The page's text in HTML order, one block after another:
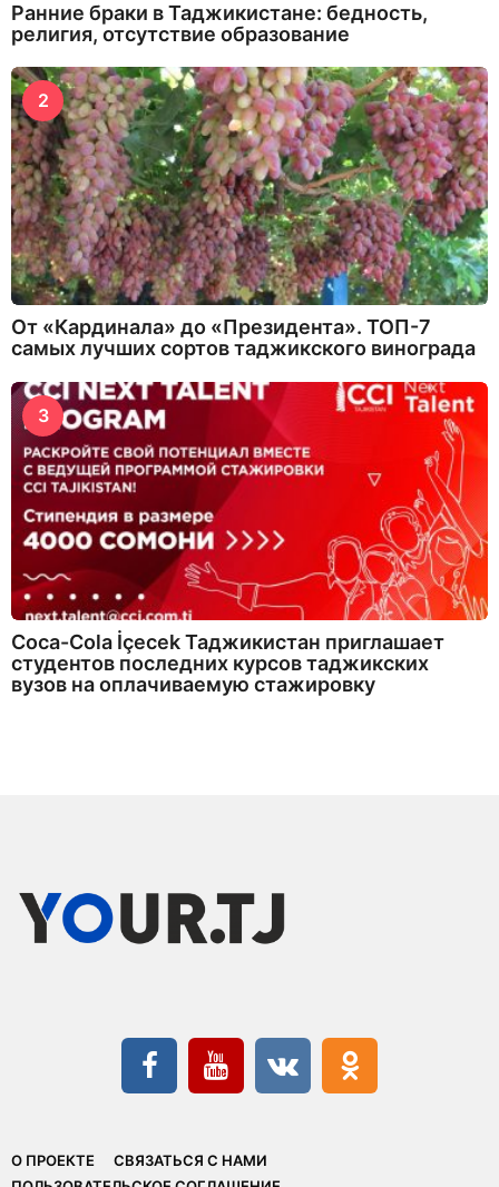
Ранние браки в Таджикистане: бедность,
религия, отсутствие образование
2
От «Кардинала» до «Президента». ТОП-7
самых лучших сортов таджикского винограда
3
Coca-Cola İçecek Таджикистан приглашает
студентов последних курсов таджикских
вузов на оплачиваемую стажировку
О ПРОЕКТЕ
СВЯЗАТЬСЯ С НАМИ